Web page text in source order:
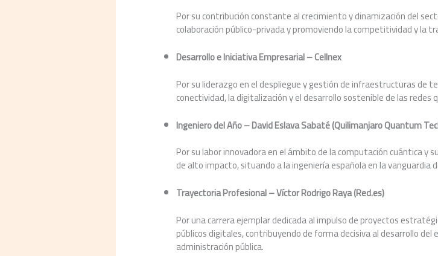
Por su contribución constante al crecimiento y dinamización del
colaboración público-privada y promoviendo la competitividad y la
Desarrollo e Iniciativa Empresarial – Cellnex
Por su liderazgo en el despliegue y gestión de infraestructuras de
conectividad, la digitalización y el desarrollo sostenible de las
Ingeniero del Año – David Eslava Sabaté (Quilimanjaro Quantum
Por su labor innovadora en el ámbito de la computación cuántica y
de alto impacto, situando a la ingeniería española en la
Trayectoria Profesional – Víctor Rodrigo Raya (Red.es)
Por una carrera ejemplar dedicada al impulso de proyectos
públicos digitales, contribuyendo de forma decisiva al desarrollo
administración pública.